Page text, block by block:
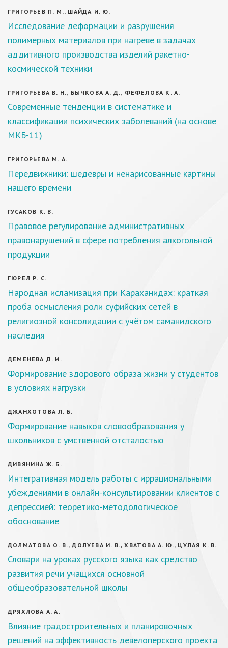
ГРИГОРЬЕВ П. М., ШАЙДА И. Ю.
Исследование деформации и разрушения
полимерных материалов при нагреве в задачах
аддитивного производства изделий ракетно-
космической техники
ГРИГОРЬЕВА В. Н., БЫЧКОВА А. Д., ФЕФЕЛОВА К. А.
Современные тенденции в систематике и
классификации психических заболеваний (на основе
МКБ-11)
ГРИГОРЬЕВА М. А.
Передвижники: шедевры и ненарисованные картины
нашего времени
ГУСАКОВ К. В.
Правовое регулирование административных
правонарушений в сфере потребления алкогольной
продукции
ГЮРЕЛ Р. С.
Народная исламизация при Караханидах: краткая
проба осмысления роли суфийских сетей в
религиозной консолидации с учётом саманидского
наследия
ДЕМЕНЕВА Д. И.
Формирование здорового образа жизни у студентов
в условиях нагрузки
ДЖАНХОТОВА Л. Б.
Формирование навыков словообразования у
школьников с умственной отсталостью
ДИВЯНИНА Ж. Б.
Интегративная модель работы с иррациональными
убеждениями в онлайн-консультировании клиентов с
депрессией: теоретико-методологическое
обоснование
ДОЛМАТОВА О. В., ДОЛУЕВА И. В., ХВАТОВА А. Ю., ЦУЛАЯ К. В.
Словари на уроках русского языка как средство
развития речи учащихся основной
общеобразовательной школы
ДРЯХЛОВА А. А.
Влияние градостроительных и планировочных
решений на эффективность девелоперского проекта